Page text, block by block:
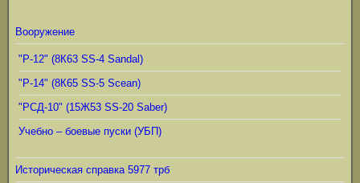
Вооружение
"Р-12" (8К63 SS-4 Sandal)
"Р-14" (8К65 SS-5 Scean)
"РСД-10" (15Ж53 SS-20 Saber)
Учебно – боевые пуски (УБП)
Историческая справка 5977 трб